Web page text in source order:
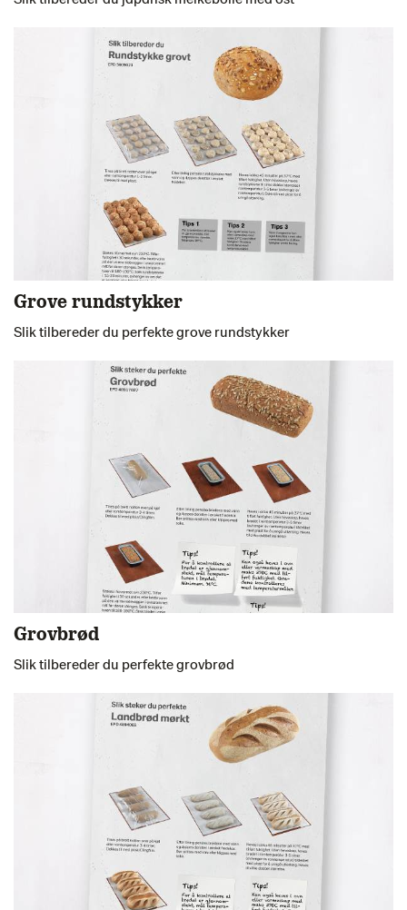
Grove rundstykker
Slik tilbereder du perfekte grove rundstykker
Grovbrød
Slik tilbereder du perfekte grovbrød